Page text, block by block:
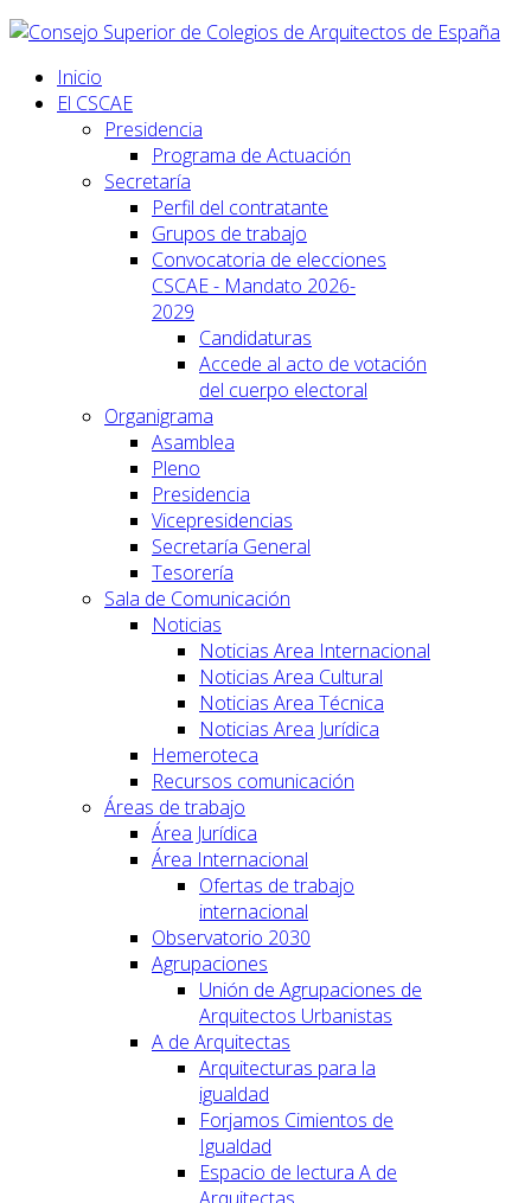
Inicio
El CSCAE
Presidencia
Programa de Actuación
Secretaría
Perfil del contratante
Grupos de trabajo
Convocatoria de elecciones
CSCAE - Mandato 2026-
2029
Candidaturas
Accede al acto de votación
del cuerpo electoral
Organigrama
Asamblea
Pleno
Presidencia
Vicepresidencias
Secretaría General
Tesorería
Sala de Comunicación
Noticias
Noticias Area Internacional
Noticias Area Cultural
Noticias Area Técnica
Noticias Area Jurídica
Hemeroteca
Recursos comunicación
Áreas de trabajo
Área Jurídica
Área Internacional
Ofertas de trabajo
internacional
Observatorio 2030
Agrupaciones
Unión de Agrupaciones de
Arquitectos Urbanistas
A de Arquitectas
Arquitecturas para la
igualdad
Forjamos Cimientos de
Igualdad
Espacio de lectura A de